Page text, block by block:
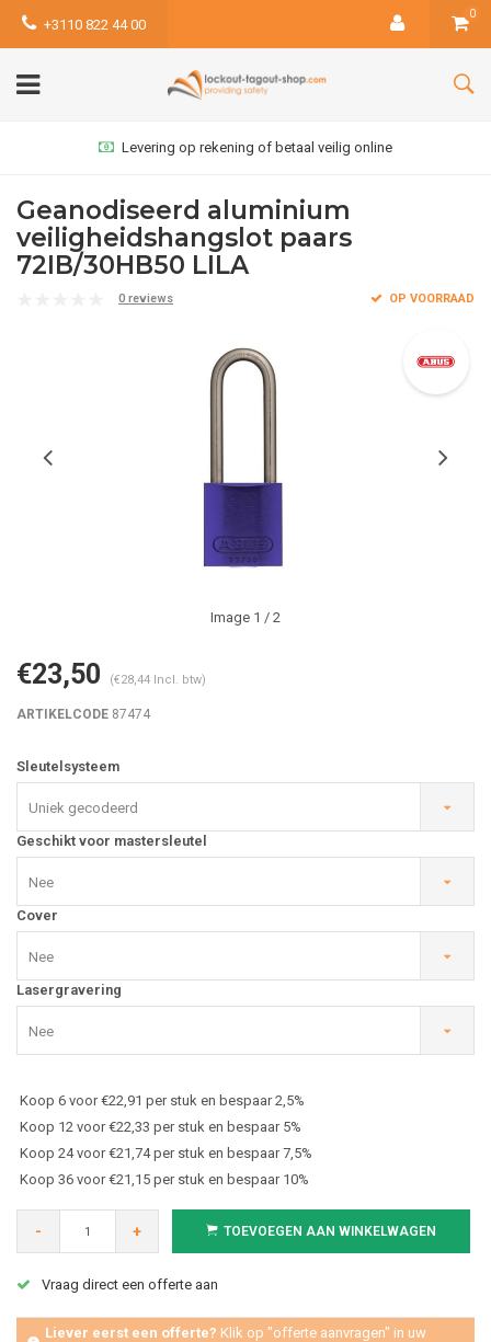
+3110 822 44 00
0
Levering op rekening of betaal veilig online
Geanodiseerd aluminium
veiligheidshangslot paars
72IB/30HB50 LILA
0 reviews OP VOORRAAD
Image 1 / 2
€23,50 (€28,44 Incl. btw)
ARTIKELCODE 87474
Sleutelsysteem
Uniek gecodeerd
Geschikt voor mastersleutel
Nee
Cover
Nee
Lasergravering
Nee
Koop 6 voor €22,91 per stuk en bespaar 2,5%
Koop 12 voor €22,33 per stuk en bespaar 5%
Koop 24 voor €21,74 per stuk en bespaar 7,5%
Koop 36 voor €21,15 per stuk en bespaar 10%
- + TOEVOEGEN AAN WINKELWAGEN
Vraag direct een offerte aan
Liever eerst een offerte? Klik op "offerte aanvragen" in uw